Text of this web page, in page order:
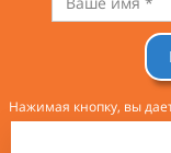
Нажимая кнопку, вы